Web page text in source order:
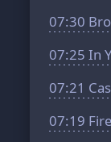
07:30
07:25 In
07:21
07:19